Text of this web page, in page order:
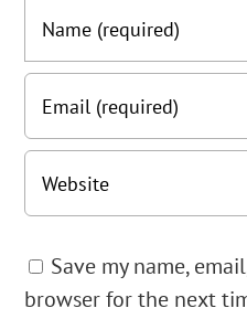
Save my name,
browser for the next